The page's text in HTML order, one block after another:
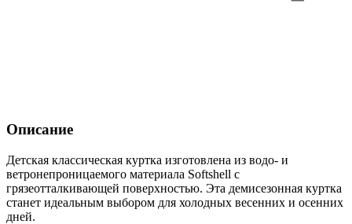
Описание
Детская классическая куртка изготовлена из водо- и
ветронепроницаемого материала Softshell с
грязеотталкивающей поверхностью. Эта демисезонная куртка
станет идеальным выбором для холодных весенних и осенних
дней.